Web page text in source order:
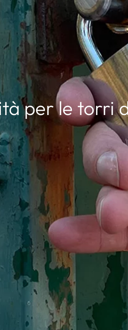
per le torri